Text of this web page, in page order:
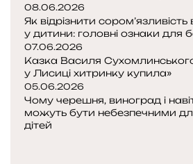
в
и
г
у
М
х
а
08.06.2026
Як відрізнити
у дитини: головні ознаки для
07.06.2026
Казка Василя
у Лисиці хитринку купила»
05.06.2026
Чому черешня, виноград і
можуть бути небезпечними
дітей